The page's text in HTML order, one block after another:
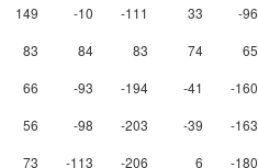
149 -10 -111 33 -96
83 84 83 74 65
66 -93 -194 -41 -160
56 -98 -203 -39 -163
73 -113 -206 6 -180